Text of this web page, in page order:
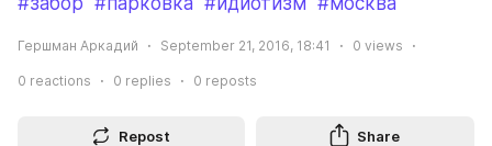
Гершман Аркадий September 21, 2016, 18:41 0 views
0 reactions 0 replies 0 reposts
Repost Share